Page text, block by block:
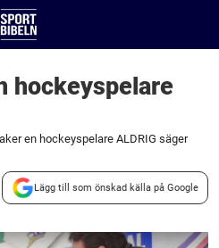
hockeyspelare
en hockeyspelare ALDRIG säger
Lägg till som önskad källa på Google